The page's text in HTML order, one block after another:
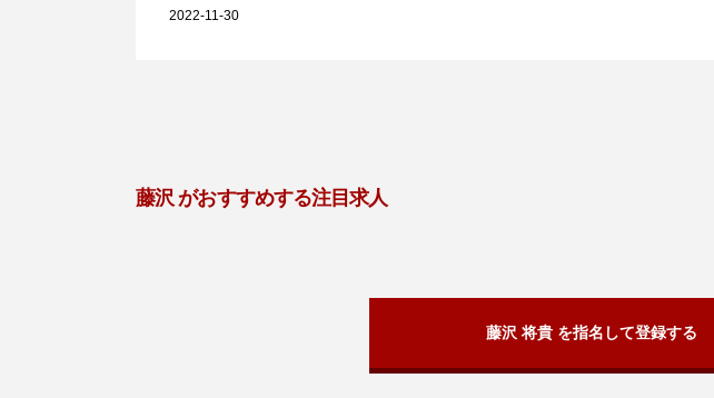
2022-11-30
藤沢 がおすすめする注目求人
藤沢 将貴 を指名して登録する